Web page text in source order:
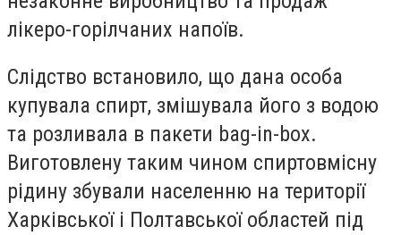
лікеро-горілчаних напоїв.
Слідство встановило, що дана особа
купувала спирт, змішувала його з водою
та розливала в пакети bag-in-box.
Виготовлену таким чином спиртовмісну
рідину збували населенню на території
Харківської і Полтавської областей під